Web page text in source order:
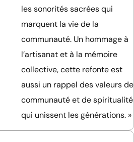
les sonorités sacrées qui
marquent la vie de la
communauté. Un hommage à
l’artisanat et à la mémoire
collective, cette refonte est
aussi un rappel des valeurs de
communauté et de spiritualité
qui unissent les générations. »